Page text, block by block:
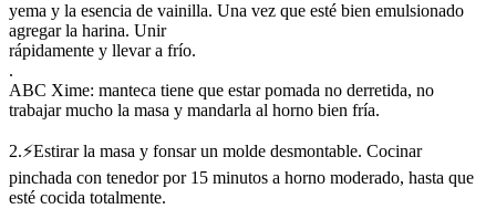
yema y la esencia de vainilla. Una vez que esté bien emulsionado
agregar la harina. Unir
rápidamente y llevar a frío.
.
ABC Xime: manteca tiene que estar pomada no derretida, no
trabajar mucho la masa y mandarla al horno bien fría.
2.⚡Estirar la masa y fonsar un molde desmontable. Cocinar
pinchada con tenedor por 15 minutos a horno moderado, hasta que
esté cocida totalmente.